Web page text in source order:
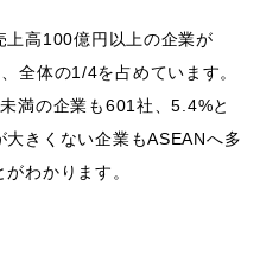
上高100億円以上の企業が
全体の1/4を占めています。
満の企業も601社、5.4%と
大きくない企業もASEANへ多
わかります。